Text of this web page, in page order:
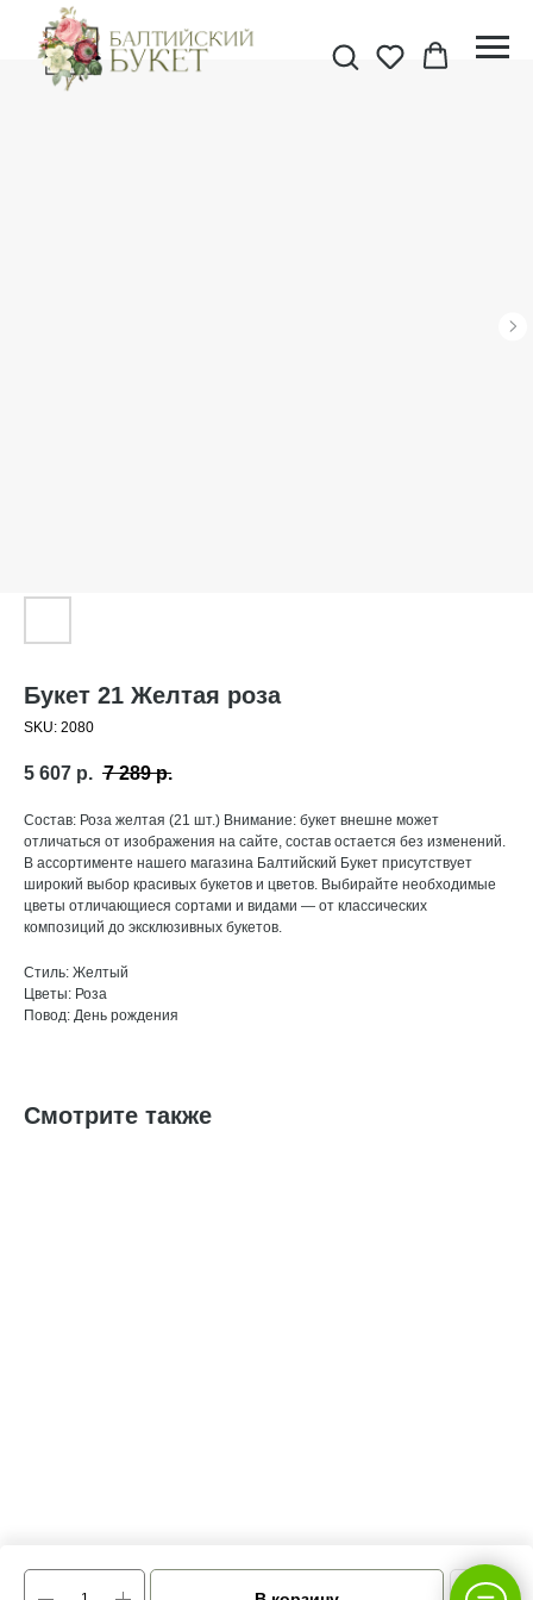
Букет 21 Желтая роза
SKU: 2080
5 607 р. 7 289 р.
Состав: Роза желтая (21 шт.) Внимание: букет внешне может
отличаться от изображения на сайте, состав остается без изменений.
В ассортименте нашего магазина Балтийский Букет присутствует
широкий выбор красивых букетов и цветов. Выбирайте необходимые
цветы отличающиеся сортами и видами — от классических
композиций до эксклюзивных букетов.
Стиль: Желтый
Цветы: Роза
Повод: День рождения
Смотрите также